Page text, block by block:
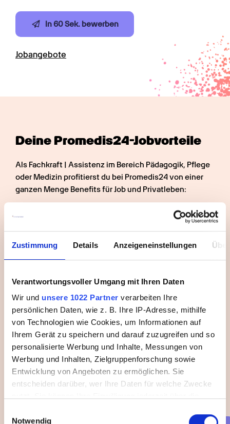
Zustimmung Details Anzeigeneinstellungen
Verantwortungsvoller Umgang mit Ihren Daten
Wir und unsere 1022 Partner verarbeiten Ihre
persönlichen Daten, wie z. B. Ihre IP-Adresse, mithilfe
von Technologien wie Cookies, um Informationen auf
Ihrem Gerät zu speichern und darauf zuzugreifen und so
personalisierte Werbung und Inhalte, Messungen von
Werbung und Inhalten, Zielgruppenforschung sowie
Entwicklung von Angeboten zu ermöglichen. Sie
entscheiden darüber, wer Ihre Daten für welche Zwecke
Trigger Symbol ändern oder widerrufen
Notwendig
In 60 Sek. bewerben
Jobangebote
Deine Promedis24-Jobvorteile
Als Fachkraft | Assistenz im Bereich Pädagogik, Pflege
oder Medizin profitierst du bei Promedis24 von einer
ganzen Menge Benefits für Job und Privatleben:
Persönliche
Wertschätzung
Planbarkeit &
Work-Life-Balance
Personalisierte
Jobmodelle
Erstklassige
Karriere-Chancen